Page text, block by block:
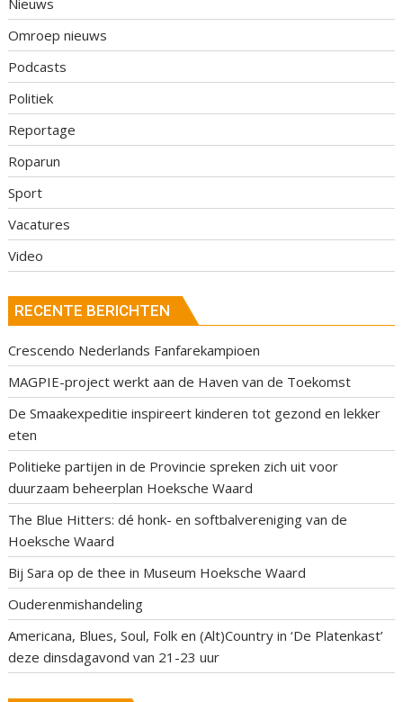
Omroep nieuws
Podcasts
Politiek
Reportage
Roparun
Sport
Vacatures
Video
RECENTE BERICHTEN
Crescendo Nederlands Fanfarekampioen
MAGPIE-project werkt aan de Haven van de Toekomst
De Smaakexpeditie inspireert kinderen tot gezond en lekker
eten
Politieke partijen in de Provincie spreken zich uit voor
duurzaam beheerplan Hoeksche Waard
The Blue Hitters: dé honk- en softbalvereniging van de
Hoeksche Waard
Bij Sara op de thee in Museum Hoeksche Waard
Ouderenmishandeling
Americana, Blues, Soul, Folk en (Alt)Country in ‘De Platenkast’
deze dinsdagavond van 21-23 uur